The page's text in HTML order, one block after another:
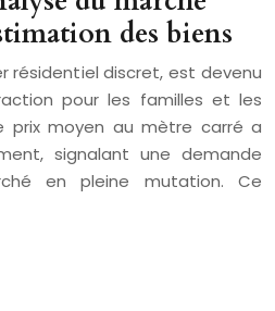
des biens
résidentiel discret, est devenu
pour les familles et les
prix moyen au mètre carré a
signalant une demande
en pleine mutation. Ce